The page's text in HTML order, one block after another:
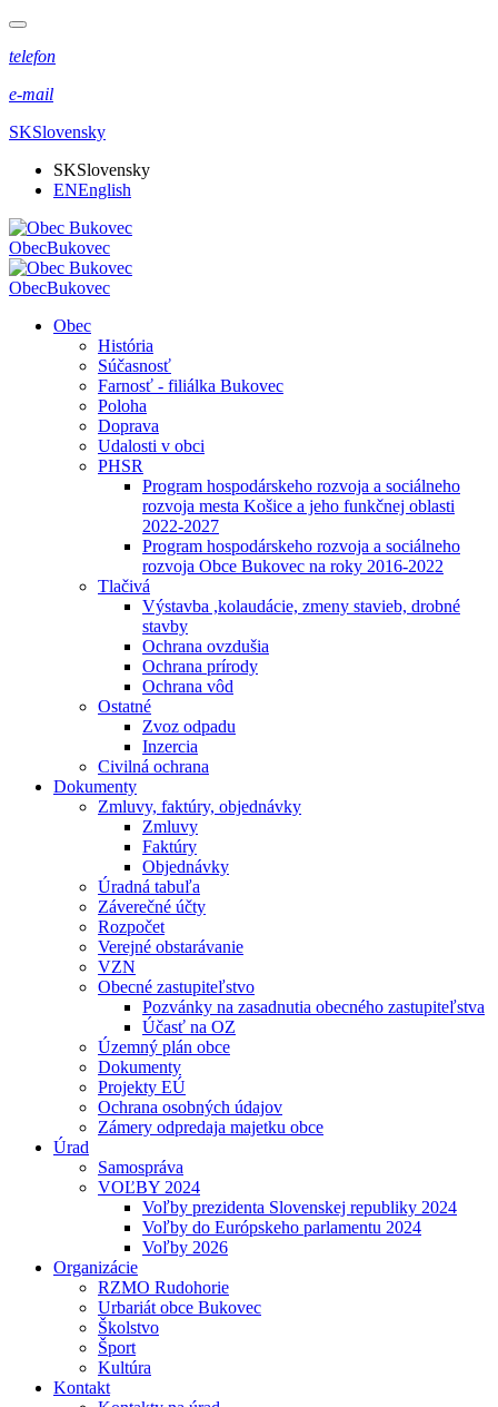
telefon
e-mail
SKSlovensky
SKSlovensky
ENEnglish
ObecBukovec
ObecBukovec
Obec
História
Súčasnosť
Farnosť - filiálka Bukovec
Poloha
Doprava
Udalosti v obci
PHSR
Program hospodárskeho rozvoja a sociálneho
rozvoja mesta Košice a jeho funkčnej oblasti
2022-2027
Program hospodárskeho rozvoja a sociálneho
rozvoja Obce Bukovec na roky 2016-2022
Tlačivá
Výstavba ,kolaudácie, zmeny stavieb, drobné
stavby
Ochrana ovzdušia
Ochrana prírody
Ochrana vôd
Ostatné
Zvoz odpadu
Inzercia
Civilná ochrana
Dokumenty
Zmluvy, faktúry, objednávky
Zmluvy
Faktúry
Objednávky
Úradná tabuľa
Záverečné účty
Rozpočet
Verejné obstarávanie
VZN
Obecné zastupiteľstvo
Pozvánky na zasadnutia obecného zastupiteľstva
Účasť na OZ
Územný plán obce
Dokumenty
Projekty EÚ
Ochrana osobných údajov
Zámery odpredaja majetku obce
Úrad
Samospráva
VOĽBY 2024
Voľby prezidenta Slovenskej republiky 2024
Voľby do Európskeho parlamentu 2024
Voľby 2026
Organizácie
RZMO Rudohorie
Urbariát obce Bukovec
Školstvo
Šport
Kultúra
Kontakt